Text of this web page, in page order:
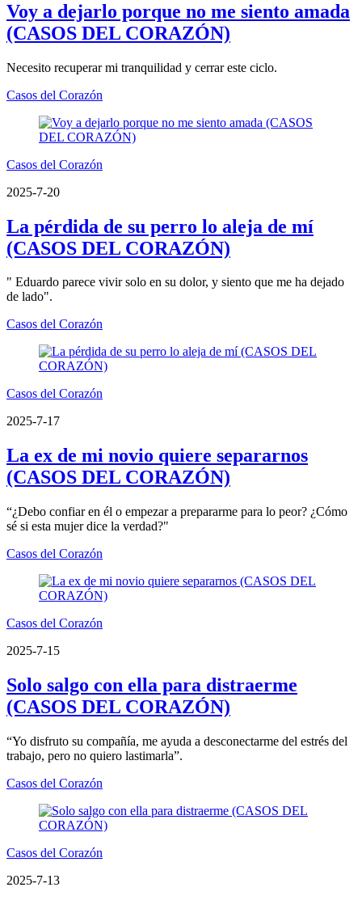
Voy a dejarlo porque no me siento amada
(CASOS DEL CORAZÓN)
Necesito recuperar mi tranquilidad y cerrar este ciclo.
Casos del Corazón
Casos del Corazón
2025-7-20
La pérdida de su perro lo aleja de mí
(CASOS DEL CORAZÓN)
" Eduardo parece vivir solo en su dolor, y siento que me ha dejado
de lado".
Casos del Corazón
Casos del Corazón
2025-7-17
La ex de mi novio quiere separarnos
(CASOS DEL CORAZÓN)
“¿Debo confiar en él o empezar a prepararme para lo peor? ¿Cómo
sé si esta mujer dice la verdad?"
Casos del Corazón
Casos del Corazón
2025-7-15
Solo salgo con ella para distraerme
(CASOS DEL CORAZÓN)
“Yo disfruto su compañía, me ayuda a desconectarme del estrés del
trabajo, pero no quiero lastimarla”.
Casos del Corazón
Casos del Corazón
2025-7-13